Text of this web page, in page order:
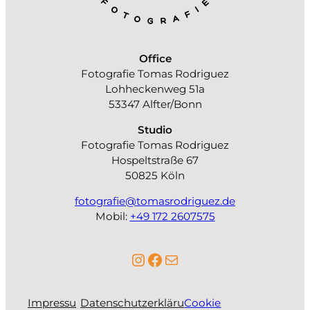
Office
Fotografie Tomas Rodriguez
Lohheckenweg 51a
53347 Alfter/Bonn
Studio
Fotografie Tomas Rodriguez
Hospeltstraße 67
50825 Köln
fotografie@tomasrodriguez.de
Mobil: +49 172 2607575
InstagramFacebook E-Mail
Impressu DatenschutzerkläruCookie